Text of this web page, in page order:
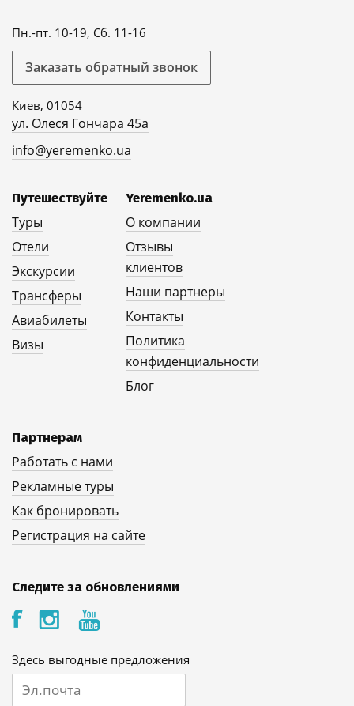
Пн.-пт. 10-19, Сб. 11-16
Заказать обратный звонок
Киев, 01054
ул. Олеся Гончара 45а
info@yeremenko.ua
Путешествуйте
Туры
Отели
Экскурсии
Трансферы
Авиабилеты
Визы
Yeremenko.ua
О компании
Отзывы
клиентов
Наши партнеры
Контакты
Политика
конфиденциальности
Блог
Партнерам
Работать с нами
Рекламные туры
Как бронировать
Регистрация на сайте
Следите за обновлениями
Здесь выгодные предложения